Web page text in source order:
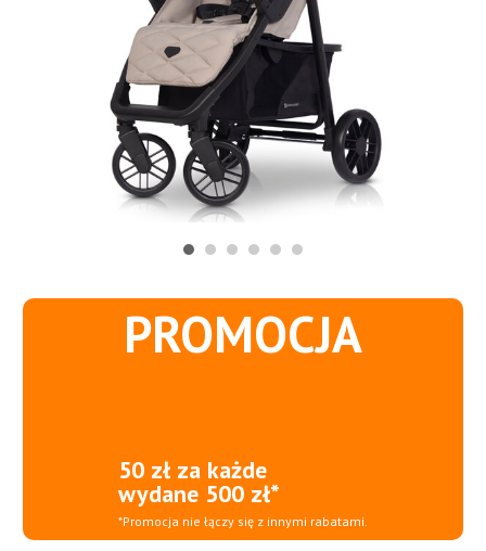
PROMOCJA
50 zł za każde
wydane 500 zł*
*Promocja nie łączy się z innymi rabatami.